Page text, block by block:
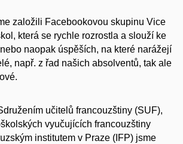
založili Facebookovou skupinu Vice
která se rychle rozrostla a slouží ke
naopak úspěších, na které narážejí
např. z řad našich absolventů, tak ale
učitelů francouzštiny (SUF),
vyučujících francouzštiny
institutem v Praze (IFP) jsme